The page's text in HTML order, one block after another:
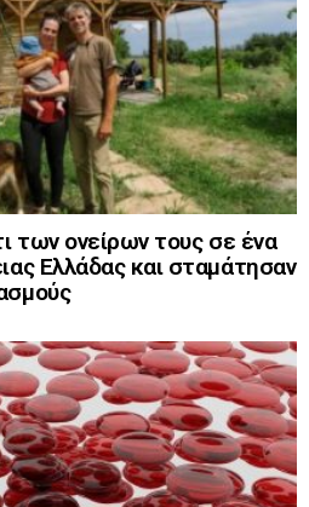
των ονείρων τους σε ένα
Ελλάδας και σταμάτησαν